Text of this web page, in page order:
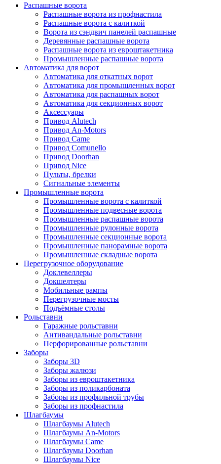
Распашные ворота
Распашные ворота из профнастила
Распашные ворота с калиткой
Ворота из сэндвич панелей распашные
Деревянные распашные ворота
Распашные ворота из евроштакетника
Промышленные распашные ворота
Автоматика для ворот
Автоматика для откатных ворот
Автоматика для промышленных ворот
Автоматика для распашных ворот
Автоматика для секционных ворот
Аксессуары
Привод Alutech
Привод An-Motors
Привод Came
Привод Comunello
Привод Doorhan
Привод Nice
Пульты, брелки
Сигнальные элементы
Промышленные ворота
Промышленные ворота с калиткой
Промышленные подвесные ворота
Промышленные распашные ворота
Промышленные рулонные ворота
Промышленные секционные ворота
Промышленные панорамные ворота
Промышленные складные ворота
Перегрузочное оборудование
Доклевеллеры
Докшелтеры
Мобильные рампы
Перегрузочные мосты
Подъёмные столы
Рольставни
Гаражные рольставни
Антивандальные рольставни
Перфорированные рольставни
Заборы
Заборы 3D
Заборы жалюзи
Заборы из евроштакетника
Заборы из поликарбоната
Заборы из профильной трубы
Заборы из профнастила
Шлагбаумы
Шлагбаумы Alutech
Шлагбаумы An-Motors
Шлагбаумы Came
Шлагбаумы Doorhan
Шлагбаумы Nice